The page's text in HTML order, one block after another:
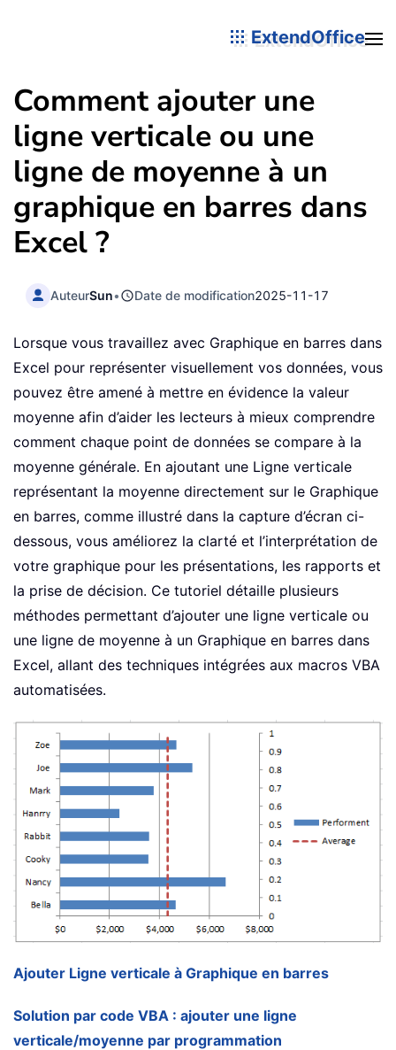
ExtendOffice
Comment ajouter une
ligne verticale ou une
ligne de moyenne à un
graphique en barres dans
Excel ?
AuteurSun• Date de modification2025-11-17
Lorsque vous travaillez avec Graphique en barres dans
Excel pour représenter visuellement vos données, vous
pouvez être amené à mettre en évidence la valeur
moyenne afin d’aider les lecteurs à mieux comprendre
comment chaque point de données se compare à la
moyenne générale. En ajoutant une Ligne verticale
représentant la moyenne directement sur le Graphique
en barres, comme illustré dans la capture d’écran ci-
dessous, vous améliorez la clarté et l’interprétation de
votre graphique pour les présentations, les rapports et
la prise de décision. Ce tutoriel détaille plusieurs
méthodes permettant d’ajouter une ligne verticale ou
une ligne de moyenne à un Graphique en barres dans
Excel, allant des techniques intégrées aux macros VBA
automatisées.
Ajouter Ligne verticale à Graphique en barres
Solution par code VBA : ajouter une ligne
verticale/moyenne par programmation